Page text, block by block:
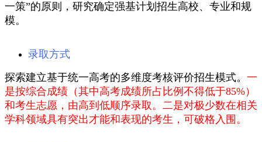
一策”的原则，研究确定强基计划招生高校、专业和规
模。
录取方式
探索建立基于统一高考的多维度考核评价招生模式。 一
是按综合成绩（其中高考成绩所占比例不得低于85%）
和考生志愿，由高到低顺序录取。二是对极少数在相关
学科领域具有突出才能和表现的考生，可破格入围。